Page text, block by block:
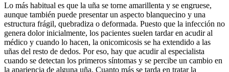
Lo más habitual es que la uña se torne amarillenta y se engruese,
aunque también puede presentar un aspecto blanquecino y una
estructura frágil, quebradiza o deformada. Puesto que la infección no
genera dolor inicialmente, los pacientes suelen tardar en acudir al
médico y cuando lo hacen, la onicomicosis se ha extendido a las
uñas del resto de dedos. Por eso, hay que acudir al especialista
cuando se detectan los primeros síntomas y se percibe un cambio en
la apariencia de alguna uña. Cuanto más se tarda en tratar la